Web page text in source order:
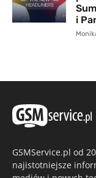
i
GSMService.pl od
najistotniejsze